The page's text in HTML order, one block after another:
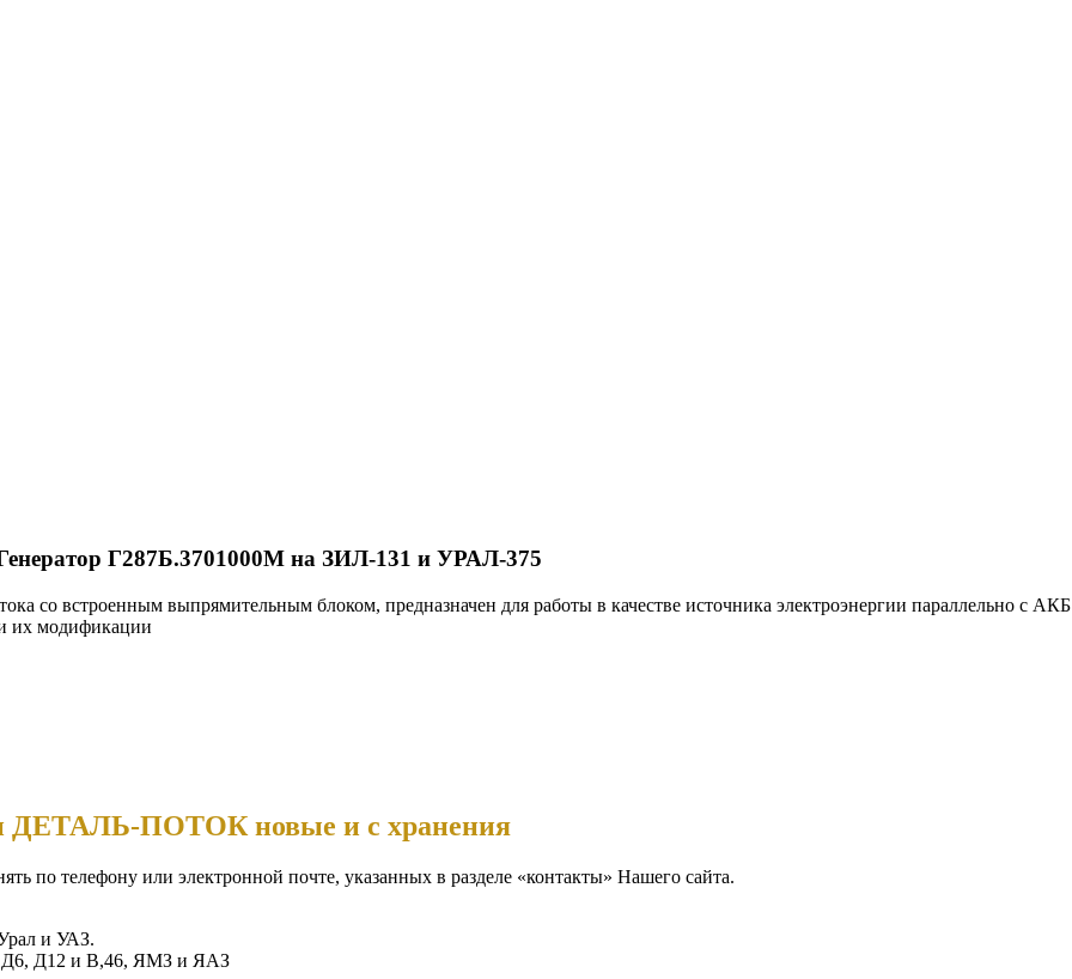
Г287Б.3701000М на ЗИЛ-131 и УРАЛ-375
со встроенным выпрямительным блоком, предназначен для работы в качестве источника электроэнергии параллельно с
их модификации
ДЕТАЛЬ-ПОТОК новые и с хранения
по телефону или электронной почте, указанных в разделе «контакты» Нашего сайта.
и УАЗ.
Д6, Д12 и В,46, ЯМЗ и ЯАЗ